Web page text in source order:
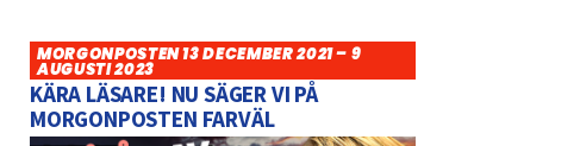
MORGONPOSTEN 13 DECEMBER 2021 – 9
AUGUSTI 2023
KÄRA LÄSARE! NU SÄGER VI PÅ
MORGONPOSTEN FARVÄL